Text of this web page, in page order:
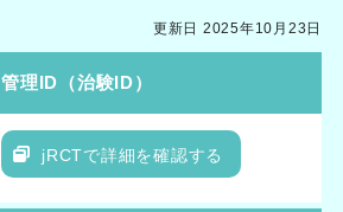
更新日 2025年10月23日
管理ID（治験ID）
jRCTで詳細を確認する